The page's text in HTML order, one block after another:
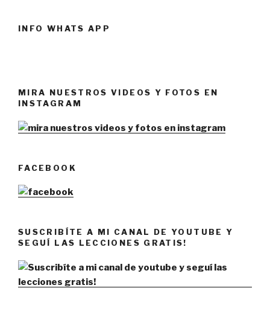
INFO WHATS APP
MIRA NUESTROS VIDEOS Y FOTOS EN
INSTAGRAM
FACEBOOK
SUSCRIBÍTE A MI CANAL DE YOUTUBE Y
SEGUÍ LAS LECCIONES GRATIS!